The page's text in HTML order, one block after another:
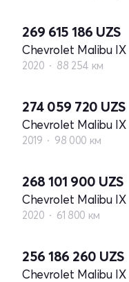
269 615 186 UZS
2020 88 254 км
274 059 720 UZS
2019 98 000 км
268 101 900 UZS
2020 61 800 км
256 186 260 UZS